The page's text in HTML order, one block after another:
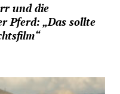
und die
Pferd: „Das sollte